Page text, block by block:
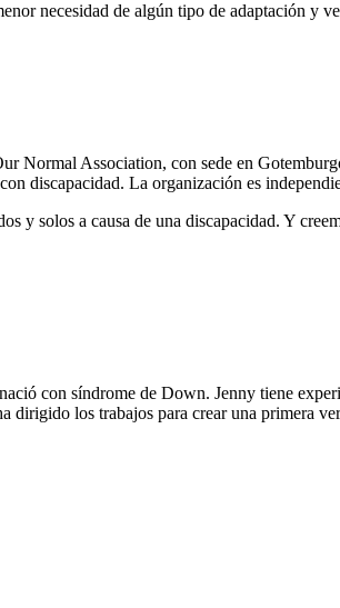
necesidad de algún tipo de adaptación y
Normal Association, con sede en
discapacidad. La organización es
y solos a causa de una discapacidad. Y
con síndrome de Down. Jenny tiene
dirigido los trabajos para crear una primera